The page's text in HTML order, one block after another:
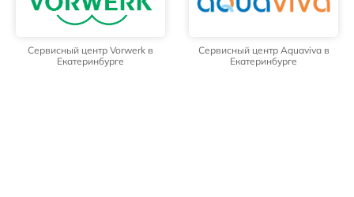
Сервисный центр Vorwerk в
Екатеринбурге
Сервисный центр Aquaviva в
Екатеринбурге